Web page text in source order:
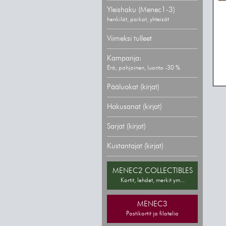
Yleishaku (Menec1-3)
henkilöt, paikat, yhteisöt
Viimeksi tulleet
Kampanja:
Erä, pohjoinen, luonto -30 %
Pääluokat (kirjat)
Hakusanat (kirjat)
Sarjat (kirjat)
Kustantajat (kirjat)
MENEC2 COLLECTIBLES
Kortit, lehdet, merkit ym...
MENEC3
Postikortit ja filatelia